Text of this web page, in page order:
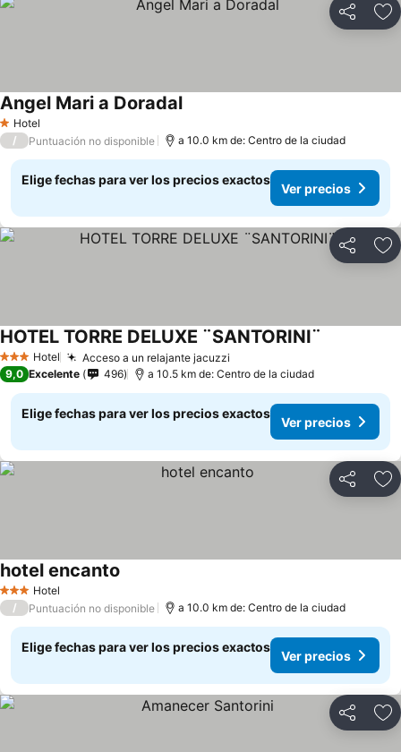
Compartir
1 Estrellas
Hotel
Angel Mari a Doradal
/ Puntuación no disponible a 10.0 km de: Centro de la ciudad
Elige fechas para ver los precios exactos
Ver precios
Compartir
3 Estrellas
Hotel Acceso a un relajante jacuzzi
HOTEL TORRE DELUXE ¨SANTORINI¨
9,0 Excelente 496 a 10.5 km de: Centro de la ciudad
Elige fechas para ver los precios exactos
Ver precios
Compartir
3 Estrellas
Hotel
hotel encanto
/ Puntuación no disponible a 10.0 km de: Centro de la ciudad
Elige fechas para ver los precios exactos
Ver precios
Compartir